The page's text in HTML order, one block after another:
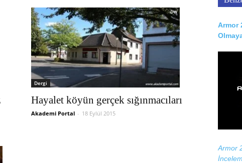
Dergi
Hayalet köyün gerçek sığınmacıları
Akademi Portal - 18 Eylül 2015
Armor
Armor